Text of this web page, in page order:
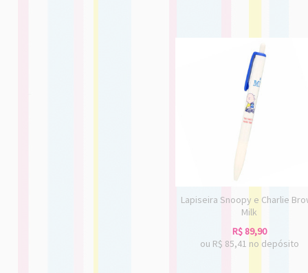
Lapiseira Snoopy e Charlie
Milk
R$ 89,90
ou R$ 85,41 no depósito